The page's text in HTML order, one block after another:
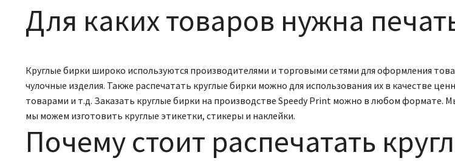
Для каких товаров нужна
Круглые бирки широко используются производителями и торговыми сетями для оформления
чулочные изделия. Также распечатать круглые бирки можно для использования их в качестве
товарами и т.д. Заказать круглые бирки на производстве Speedy Print можно в любом формате.
мы можем изготовить круглые этикетки, стикеры и наклейки.
Почему стоит распечатать